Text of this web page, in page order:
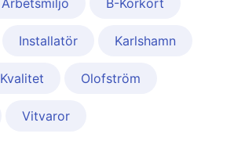
Arbetsmiljö B-Körkort
Installatör Karlshamn
Kvalitet Olofström
Vitvaror